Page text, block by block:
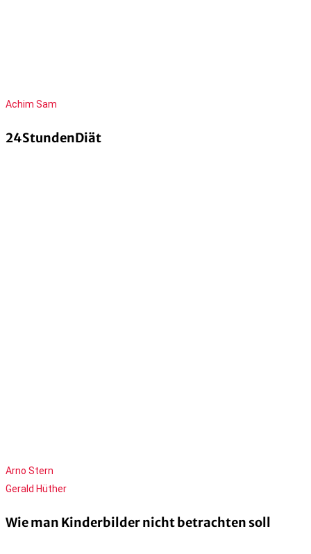
Achim Sam
24StundenDiät
Arno Stern
Gerald Hüther
Wie man Kinderbilder nicht betrachten soll